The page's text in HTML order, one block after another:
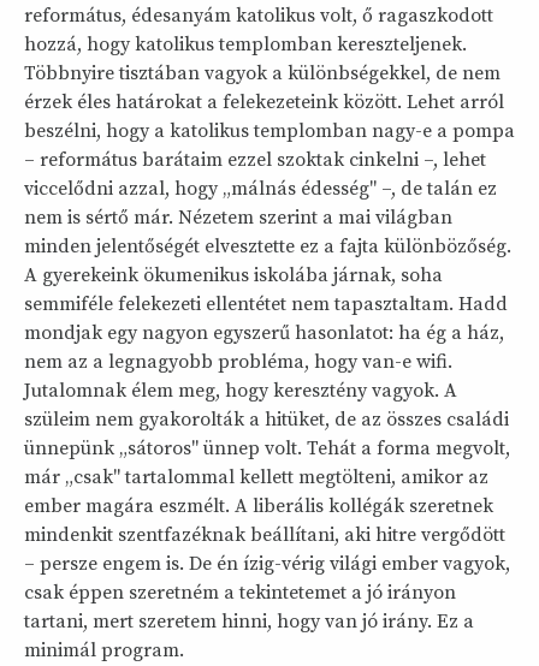
református, édesanyám katolikus volt, ő ragaszkodott
hozzá, hogy katolikus templomban kereszteljenek.
Többnyire tisztában vagyok a különbségekkel, de nem
érzek éles határokat a felekezeteink között. Lehet arról
beszélni, hogy a katolikus templomban nagy-e a pompa
– református barátaim ezzel szoktak cinkelni –, lehet
viccelődni azzal, hogy „málnás édesség" –, de talán ez
nem is sértő már. Nézetem szerint a mai világban
minden jelentőségét elvesztette ez a fajta különbözőség.
A gyerekeink ökumenikus iskolába járnak, soha
semmiféle felekezeti ellentétet nem tapasztaltam. Hadd
mondjak egy nagyon egyszerű hasonlatot: ha ég a ház,
nem az a legnagyobb probléma, hogy van-e wifi.
Jutalomnak élem meg, hogy keresztény vagyok. A
szüleim nem gyakorolták a hitüket, de az összes családi
ünnepünk „sátoros" ünnep volt. Tehát a forma megvolt,
már „csak" tartalommal kellett megtölteni, amikor az
ember magára eszmélt. A liberális kollégák szeretnek
mindenkit szentfazéknak beállítani, aki hitre vergődött
– persze engem is. De én ízig-vérig világi ember vagyok,
csak éppen szeretném a tekintetemet a jó irányon
tartani, mert szeretem hinni, hogy van jó irány. Ez a
minimál program.